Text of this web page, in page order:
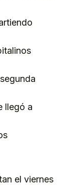
llegó a
el viernes